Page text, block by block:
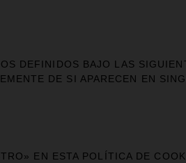
DEFINIDOS BAJO LAS
DE SI APARECEN EN
EN ESTA POLÍTICA DE